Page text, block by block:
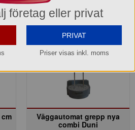
Väggautomat grepp nya
combi Duni
företag eller privat
PRIVAT
Priser visas inkl. moms